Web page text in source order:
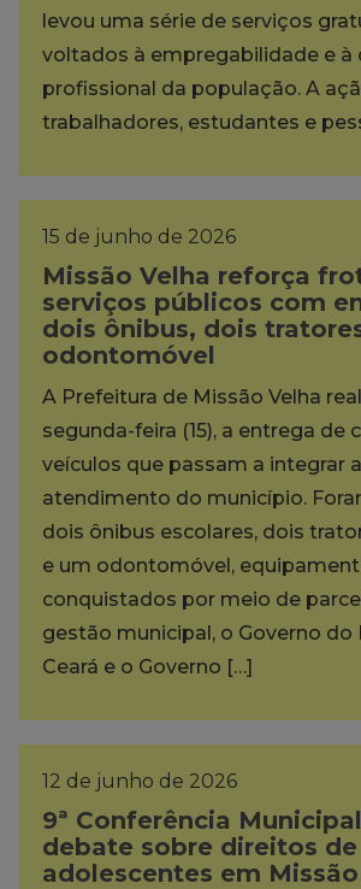
levou uma série de serviços
voltados à empregabilidade e à
profissional da população. A
trabalhadores, estudantes e
15 de junho de 2026
Missão Velha reforça
serviços públicos com
dois ônibus, dois
odontomóvel
A Prefeitura de Missão Velha
segunda-feira (15), a entrega de
veículos que passam a integrar
atendimento do município.
dois ônibus escolares, dois
e um odontomóvel,
conquistados por meio de
gestão municipal, o Governo do
Ceará e o Governo […]
12 de junho de 2026
9ª Conferência
debate sobre direitos de
adolescentes em Missão